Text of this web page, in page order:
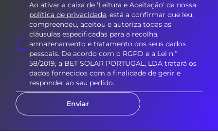
Ao ativar a caixa de 'Leitura e Aceitação' da nossa
política de privacidade, está a confirmar que leu,
compreendeu, aceitou e autoriza todas as
cláusulas especificadas para a recolha,
armazenamento e tratamento dos seus dados
pessoais. De acordo com o RGPD e a Lei n.º
58/2019, a BET SOLAR PORTUGAL, LDA tratará os
dados fornecidos com a finalidade de gerir e
responder ao seu pedido.
Enviar